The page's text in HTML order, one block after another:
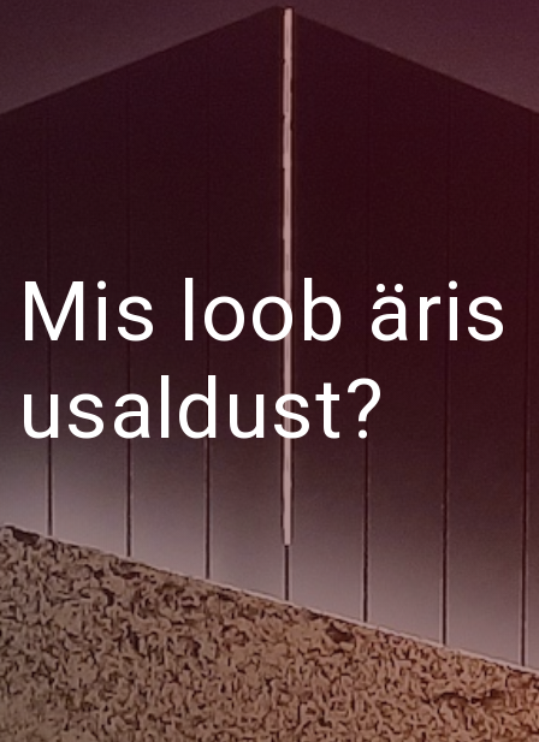
Mis loob äris
usaldust?